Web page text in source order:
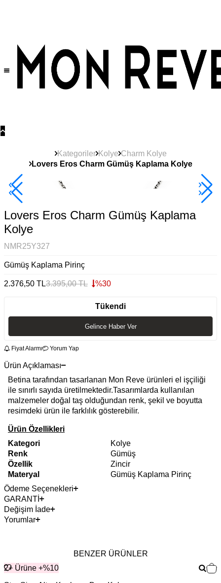
Kategoriler Kolye Charm Kolye
Lovers Eros Charm Gümüş Kaplama Kolye
2+ Ürüne +%10
Lovers Eros Charm Gümüş Kaplama
Kolye
NMR25Y327
Gümüş Kaplama Pirinç
2.376,50 TL3.395,00TL %30
Tükendi
Gelince Haber Ver
Fiyat Alarmı Yorum Yap
Ürün Açıklaması
Betina tarafından tasarlanan Mon Reve ürünleri el işçiliği
ile sınırlı sayıda üretilmektedir.Tasarımlarda kullanılan
malzemeler doğal taş olduğundan renk, şekil ve boyutta
resimdeki ürün ile farklılık gösterebilir.
Ürün Özellikleri
Kategori
Kolye
Renk
Gümüş
Özellik
Zincir
Materyal
Gümüş Kaplama Pirinç
Ödeme Seçenekleri
GARANTİ
Değişim İade
Yorumlar
BENZER ÜRÜNLER
2+ Ürüne +%10